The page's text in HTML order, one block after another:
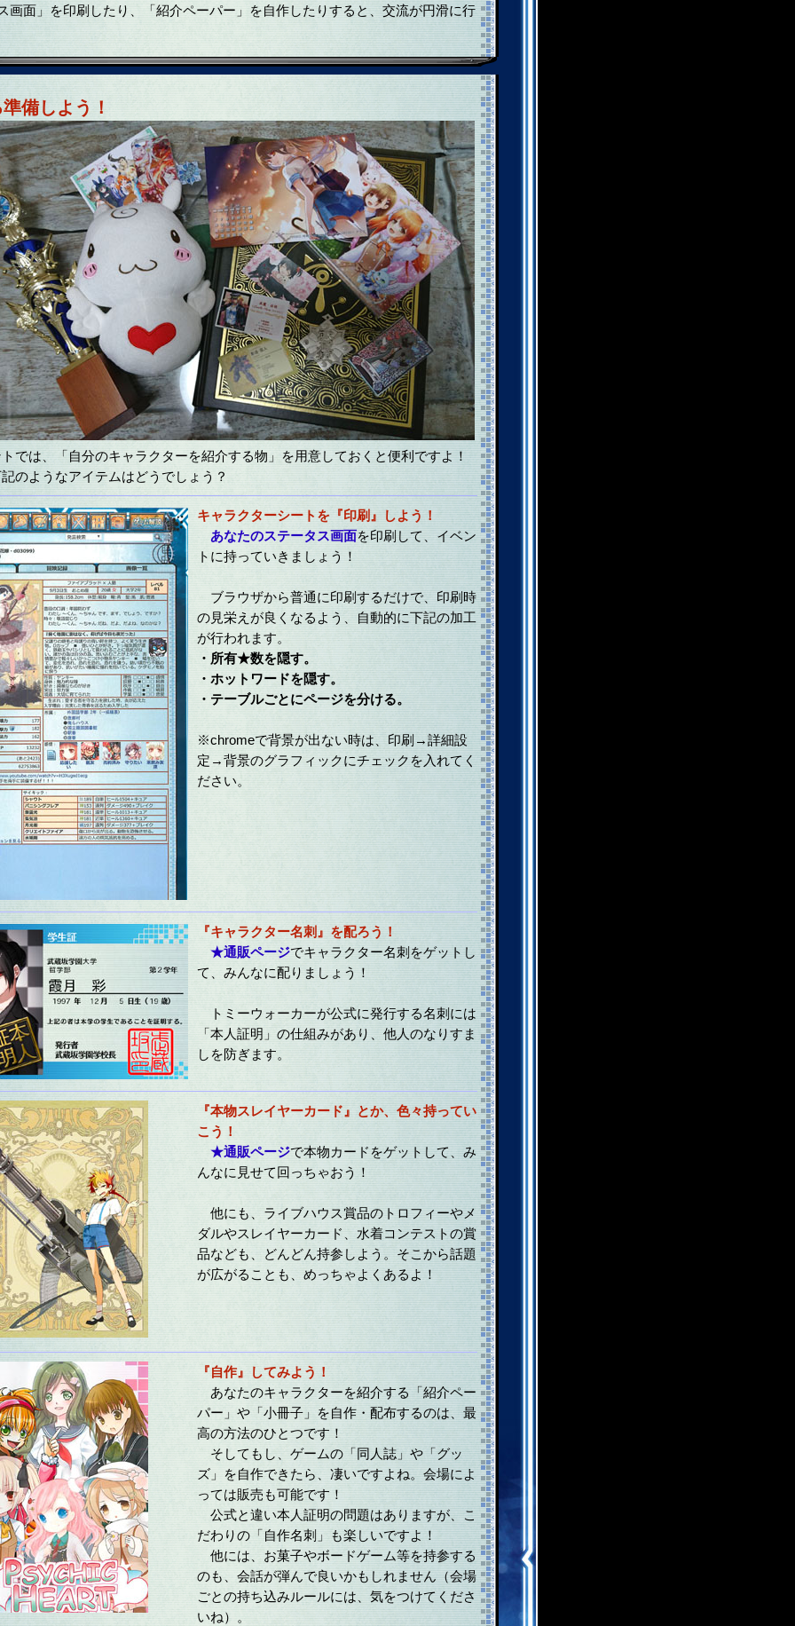
画面」を印刷したり、「紹介ペーパー」を自作したりすると、交流が円滑に行
備しよう！
は、「自分のキャラクターを紹介する物」を用意しておくと便利ですよ！
のようなアイテムはどうでしょう？
キャラクターシートを『印刷』しよう！
あなたのステータス画面を印刷して、イベン
トに持っていきましょう！
ブラウザから普通に印刷するだけで、印刷時
の見栄えが良くなるよう、自動的に下記の加工
が行われます。
・所有★数を隠す。
・ホットワードを隠す。
・テーブルごとにページを分ける。
※chromeで背景が出ない時は、印刷→詳細設
定→背景のグラフィックにチェックを入れてく
ださい。
『キャラクター名刺』を配ろう！
★通販ページでキャラクター名刺をゲットし
て、みんなに配りましょう！
トミーウォーカーが公式に発行する名刺には
「本人証明」の仕組みがあり、他人のなりすま
しを防ぎます。
『本物スレイヤーカード』とか、色々持ってい
こう！
★通販ページで本物カードをゲットして、み
んなに見せて回っちゃおう！
他にも、ライブハウス賞品のトロフィーやメ
ダルやスレイヤーカード、水着コンテストの賞
品なども、どんどん持参しよう。そこから話題
が広がることも、めっちゃよくあるよ！
『自作』してみよう！
あなたのキャラクターを紹介する「紹介ペー
パー」や「小冊子」を自作・配布するのは、最
高の方法のひとつです！
そしてもし、ゲームの「同人誌」や「グッ
ズ」を自作できたら、凄いですよね。会場によ
っては販売も可能です！
公式と違い本人証明の問題はありますが、こ
だわりの「自作名刺」も楽しいですよ！
他には、お菓子やボードゲーム等を持参する
のも、会話が弾んで良いかもしれません（会場
ごとの持ち込みルールには、気をつけてくださ
いね）。